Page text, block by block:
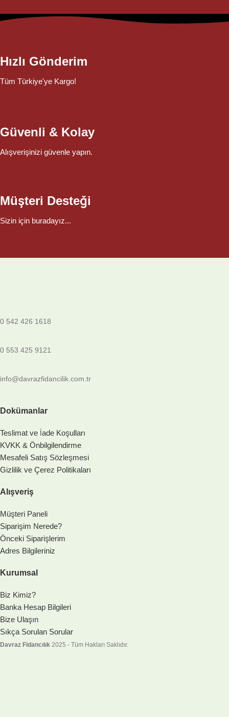
Hızlı Gönderim
Tüm Türkiye'ye Kargo!
Güvenli & Kolay
Alışverişinizi güvenle yapın.
Müşteri Desteği
Sizin için buradayız...
0 542 426 1618
0 553 425 9121
info@davrazfidancilik.com.tr
Dokümanlar
Teslimat ve İade Koşulları
KVKK & Önbilgilendirme
Mesafeli Satış Sözleşmesi
Gizlilik ve Çerez Politikaları
Alışveriş
Müşteri Paneli
Siparişim Nerede?
Önceki Siparişlerim
Adres Bilgileriniz
Kurumsal
Biz Kimiz?
Banka Hesap Bilgileri
Bize Ulaşın
Sıkça Sorulan Sorular
Davraz Fidancılık 2025 - Tüm Hakları Saklıdır.